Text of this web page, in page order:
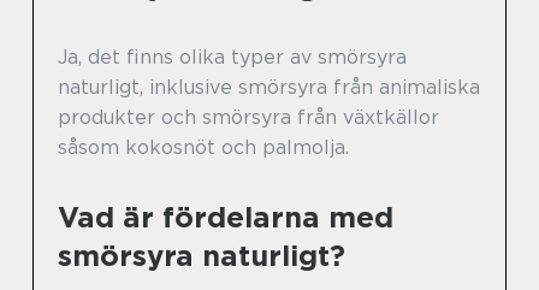
Ja, det finns olika typer av smörsyra
naturligt, inklusive smörsyra från animaliska
produkter och smörsyra från växtkällor
såsom kokosnöt och palmolja.
Vad är fördelarna med
smörsyra naturligt?